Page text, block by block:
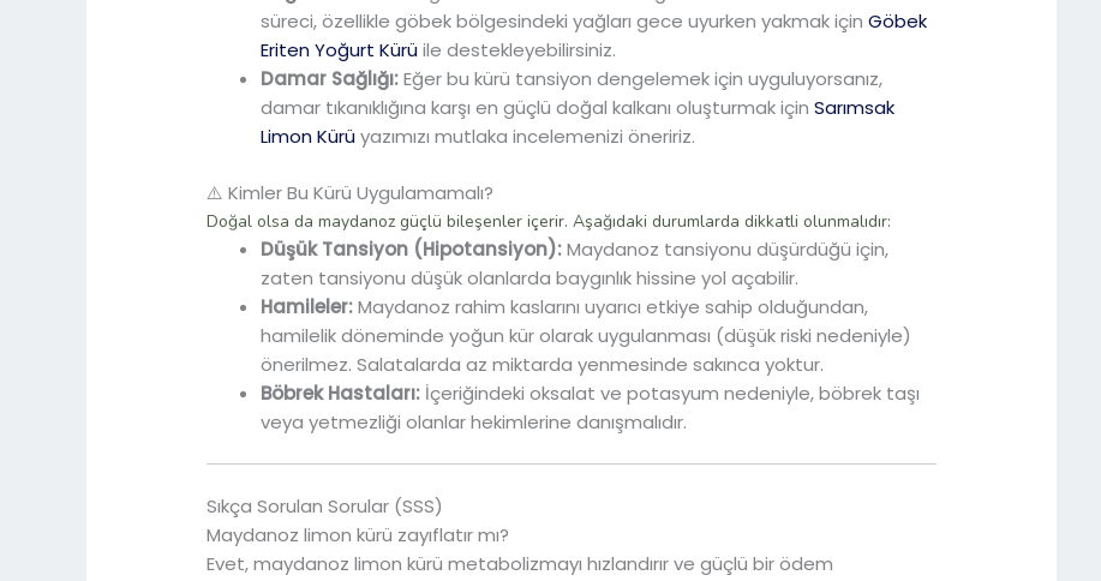
süreci, özellikle göbek bölgesindeki yağları gece uyurken yakmak içinGöbek
Eriten Yoğurt Kürüile destekleyebilirsiniz.
Damar Sağlığı:Eğer bu kürü tansiyon dengelemek için uyguluyorsanız,
damar tıkanıklığına karşı en güçlü doğal kalkanı oluşturmak içinSarımsak
Limon Kürüyazımızı mutlaka incelemenizi öneririz.
⚠️ Kimler Bu Kürü Uygulamamalı?
Doğal olsa da maydanoz güçlü bileşenler içerir. Aşağıdaki durumlarda dikkatli olunmalıdır:
Düşük Tansiyon (Hipotansiyon):Maydanoz tansiyonu düşürdüğü için,
zaten tansiyonu düşük olanlarda baygınlık hissine yol açabilir.
Hamileler:Maydanoz rahim kaslarını uyarıcı etkiye sahip olduğundan,
hamilelik döneminde yoğun kür olarak uygulanması (düşük riski nedeniyle)
önerilmez. Salatalarda az miktarda yenmesinde sakınca yoktur.
Böbrek Hastaları: İçeriğindeki oksalat ve potasyum nedeniyle, böbrek taşı
veya yetmezliği olanlar hekimlerine danışmalıdır.
Sıkça Sorulan Sorular (SSS)
Maydanoz limon kürü zayıflatır mı?
Evet, maydanoz limon kürü metabolizmayı hızlandırır ve güçlü bir ödem